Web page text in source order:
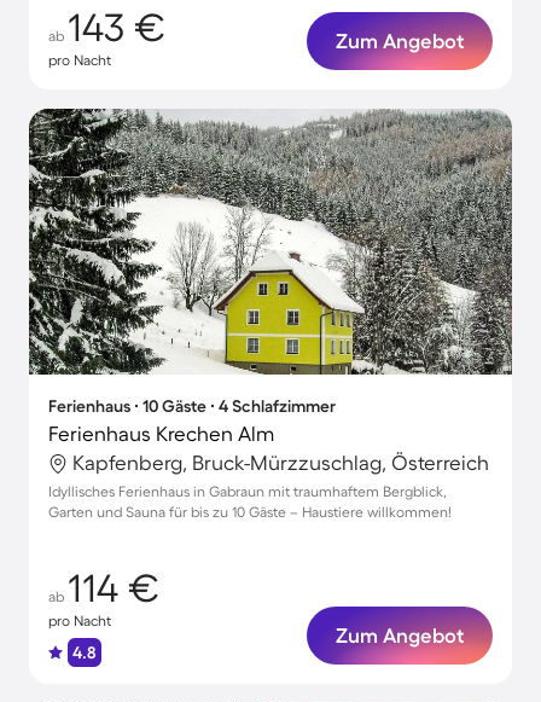
ab 143 €
pro Nacht
Zum Angebot
Ferienhaus ∙ 10 Gäste ∙ 4 Schlafzimmer
Ferienhaus Krechen Alm
Kapfenberg, Bruck-Mürzzuschlag, Österreich
Idyllisches Ferienhaus in Gabraun mit traumhaftem Bergblick,
Garten und Sauna für bis zu 10 Gäste – Haustiere willkommen!
ab 114 €
pro Nacht
4.8
Zum Angebot